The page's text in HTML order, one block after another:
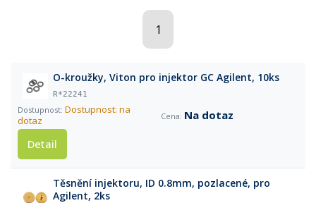
1
O-kroužky, Viton pro injektor GC Agilent, 10ks
R*22241
Dostupnost: na
dotaz
Na dotaz
Detail
Těsnění injektoru, ID 0.8mm, pozlacené, pro
Agilent, 2ks